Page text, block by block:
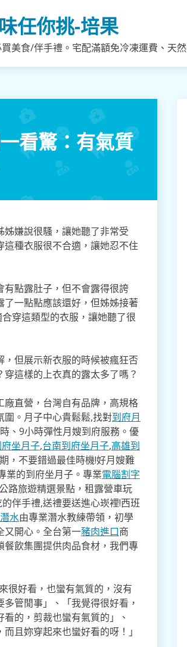
任你挑-培果
美食/伴手禮。宅配滿額免冷凍運費、天
看驚：有氣質
嫌說很騷，讓她聽了非常受
種衣服很不合適，讓她忍不住
點露肚子，但不會露得很誇
一點點應該還好，但姊姊接著
穿這類型的衣服，讓她聽了很
但展示新衣服的時候被瘋狂否
這樣的上衣真的露太多了嗎？
廠直營，台灣自有品牌，高規格
。月子中心貴鬆鬆,找對到府月
、9小時彈性月嫂到府服務。優
坐月子,台南到府坐月子,高雄到
，不要錯過最佳時機!好月嫂難
業的到府坐月子。專業電腦割字
路旅遊精選景點，租露營車玩
伴手禮,送禮要送進心崁裡!西班
水由專業潛水教練帶領，初學
又開心。全台第一豬肉進口商
飲集團提供肉品食材，我們專
很好看，也蠻有氣質的，沒有
管閒事」、「我覺得很好看，
的，剪裁也蠻有氣質的」、
且妳穿起來也蠻好看的呀！」